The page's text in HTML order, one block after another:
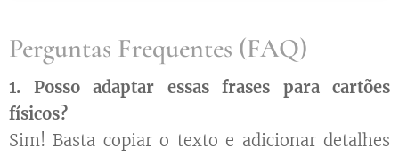
Perguntas Frequentes (FAQ)
1. Posso adaptar essas frases para cartões
físicos?
Sim! Basta copiar o texto e adicionar detalhes